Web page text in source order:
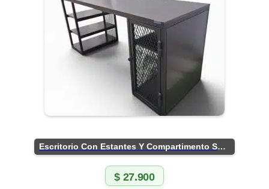
Escritorio Con Estantes Y Compartimento Seguro
$27.900